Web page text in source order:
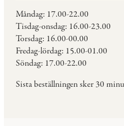
Måndag: 17.00-22.00
Tisdag-onsdag: 16.00-23.00
Torsdag: 16.00-00.00
Fredag-lördag: 15.00-01.00
Söndag: 17.00-22.00
Sista beställningen sker 30